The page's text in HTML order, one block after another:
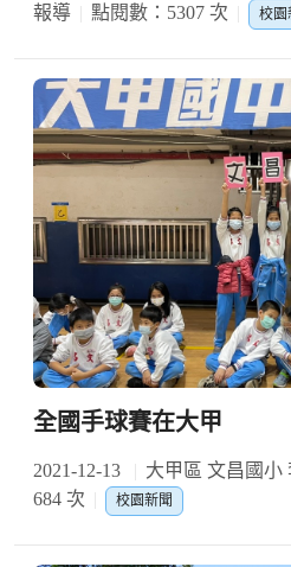
報導
點閱數：5307 次 校園
全國手球賽在大甲
2021-12-13 大甲區 文昌國小
684 次
校園新聞